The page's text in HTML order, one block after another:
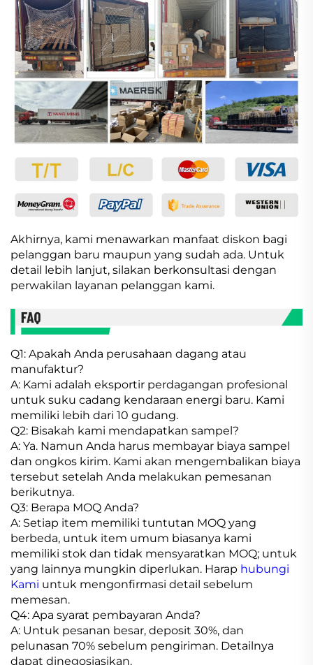
Akhirnya, kami menawarkan manfaat diskon bagi
pelanggan baru maupun yang sudah ada. Untuk
detail lebih lanjut, silakan berkonsultasi dengan
perwakilan layanan pelanggan kami.
Q1: Apakah Anda perusahaan dagang atau
manufaktur?
A: Kami adalah eksportir perdagangan profesional
untuk suku cadang kendaraan energi baru. Kami
memiliki lebih dari 10 gudang.
Q2: Bisakah kami mendapatkan sampel?
A: Ya. Namun Anda harus membayar biaya sampel
dan ongkos kirim. Kami akan mengembalikan biaya
tersebut setelah Anda melakukan pemesanan
berikutnya.
Q3: Berapa MOQ Anda?
A: Setiap item memiliki tuntutan MOQ yang
berbeda, untuk item umum biasanya kami
memiliki stok dan tidak mensyaratkan MOQ; untuk
yang lainnya mungkin diperlukan. Harap hubungi
Kami untuk mengonfirmasi detail sebelum
memesan.
Q4: Apa syarat pembayaran Anda?
A: Untuk pesanan besar, deposit 30%, dan
pelunasan 70% sebelum pengiriman. Detailnya
dapat dinegosiasikan.